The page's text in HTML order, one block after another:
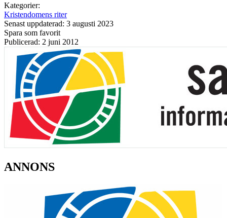
Kategorier:
Kristendomens riter
Senast uppdaterad: 3 augusti 2023
Spara som favorit
Publicerad: 2 juni 2012
ANNONS